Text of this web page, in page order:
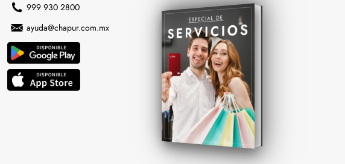
999 930 2800
ayuda@chapur.com.mx